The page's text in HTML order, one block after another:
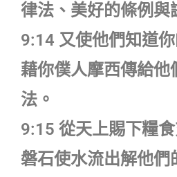
律法、美好的條例與
9:14 又使他們知道
藉你僕人摩西傳給他
法。
9:15 從天上賜下糧
磐石使水流出解他們